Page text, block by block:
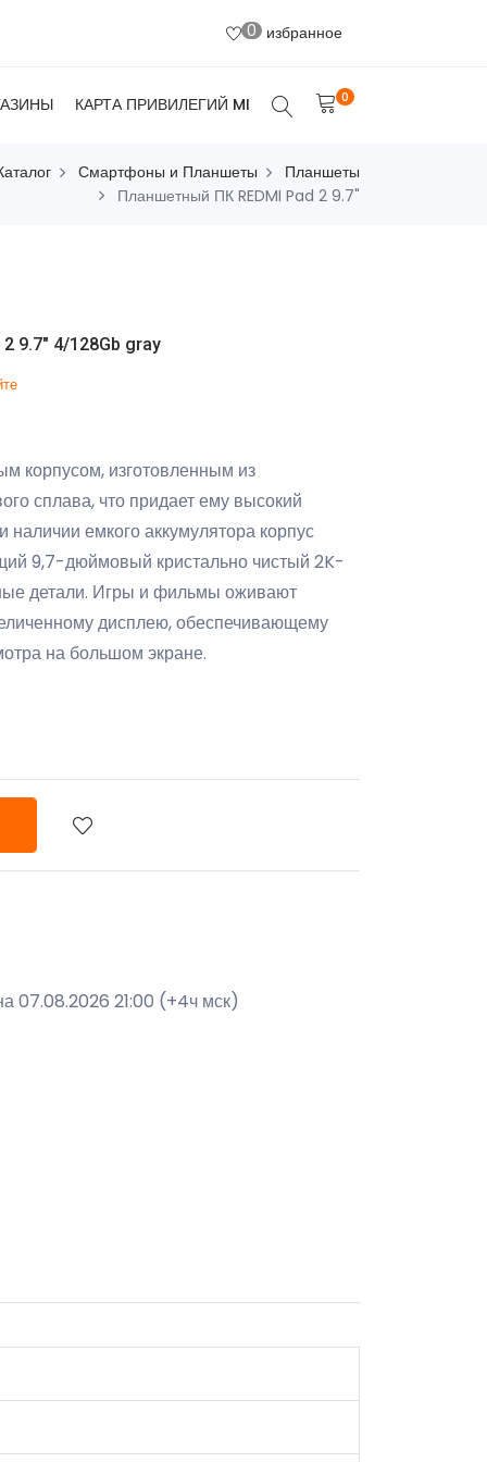
0 избранное
КАРТА ПРИВИЛЕГИЙ MI 0
Смартфоны и Планшеты
Планшеты
Планшетный ПК REDMI Pad 2 9.7"
9.7" 4/128Gb gray
корпусом, изготовленным из
сплава, что придает ему высокий
емкого аккумулятора корпус
9,7-дюймовый кристально чистый 2K-
детали. Игры и фильмы оживают
дисплею, обеспечивающему
на большом экране.
07.08.2026 21:00 (+4ч мск)